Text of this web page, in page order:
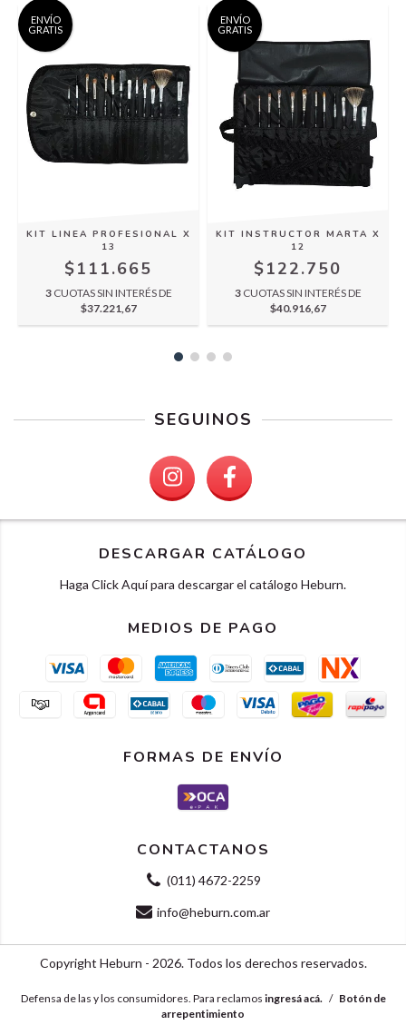
ENVÍO
GRATIS
KIT LINEA PROFESIONAL X
13
$111.665
3 CUOTAS SIN INTERÉS DE
$37.221,67
ENVÍO
GRATIS
KIT INSTRUCTOR MARTA X
12
$122.750
3 CUOTAS SIN INTERÉS DE
$40.916,67
SEGUINOS
DESCARGAR CATÁLOGO
Haga Click Aquí para descargar el catálogo Heburn.
MEDIOS DE PAGO
FORMAS DE ENVÍO
CONTACTANOS
(011) 4672-2259
info@heburn.com.ar
Copyright Heburn - 2026. Todos los derechos reservados.
Defensa de las y los consumidores. Para reclamos ingresá acá. / Botón de
arrepentimiento